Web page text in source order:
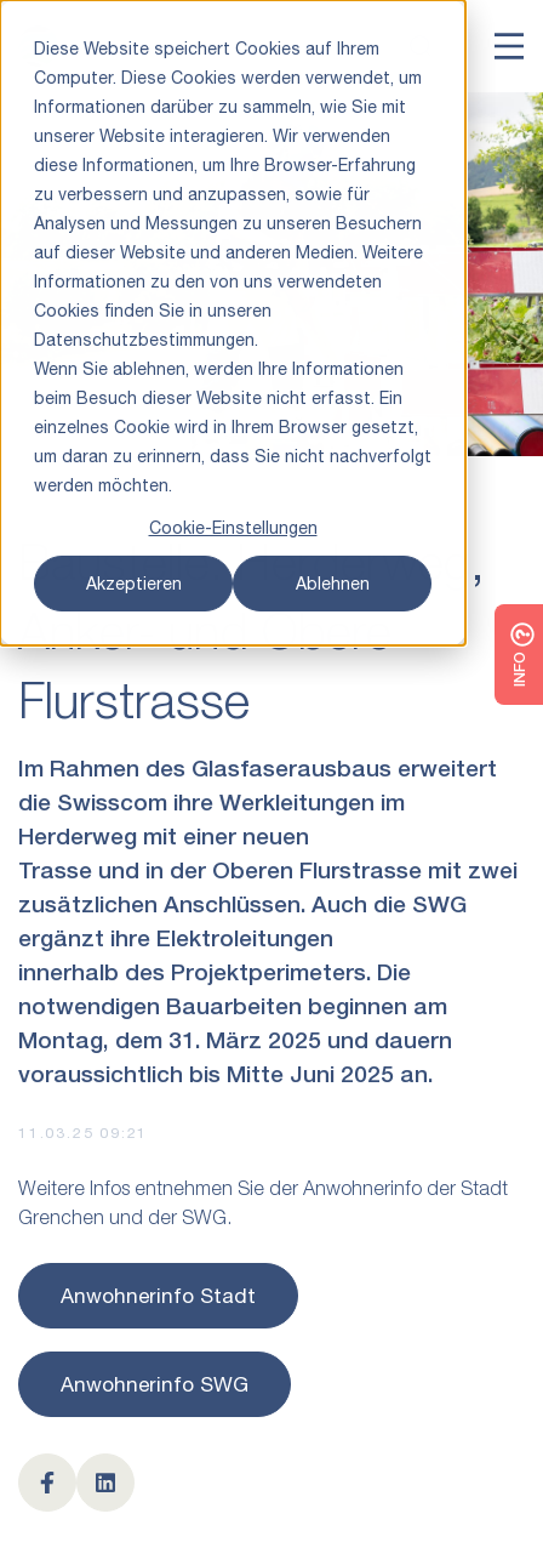
Diese Website speichert Cookies auf Ihrem
Computer. Diese Cookies werden verwendet, um
Informationen darüber zu sammeln, wie Sie mit
unserer Website interagieren. Wir verwenden
diese Informationen, um Ihre Browser-Erfahrung
zu verbessern und anzupassen, sowie für
Analysen und Messungen zu unseren Besuchern
auf dieser Website und anderen Medien. Weitere
Informationen zu den von uns verwendeten
Cookies finden Sie in unseren
Datenschutzbestimmungen.
Wenn Sie ablehnen, werden Ihre Informationen
beim Besuch dieser Website nicht erfasst. Ein
einzelnes Cookie wird in Ihrem Browser gesetzt,
um daran zu erinnern, dass Sie nicht nachverfolgt
werden möchten.
Cookie-Einstellungen
Akzeptieren Ablehnen
Baustelle: Herderweg,
Anker- und Obere
Flurstrasse
Im Rahmen des Glasfaserausbaus erweitert
die Swisscom ihre Werkleitungen im
Herderweg mit einer neuen
Trasse und in der Oberen Flurstrasse mit zwei
zusätzlichen Anschlüssen. Auch die SWG
ergänzt ihre Elektroleitungen
innerhalb des Projektperimeters. Die
notwendigen Bauarbeiten beginnen am
Montag, dem 31. März 2025 und dauern
voraussichtlich bis Mitte Juni 2025 an.
11.03.25 09:21
Weitere Infos entnehmen Sie der Anwohnerinfo der Stadt
Grenchen und der SWG.
Anwohnerinfo Stadt
Anwohnerinfo SWG
INFO